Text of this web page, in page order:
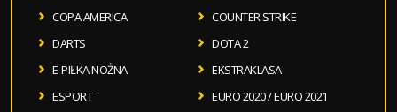
COPA AMERICA
COUNTER STRIKE
DARTS
DOTA 2
E-PIŁKA NOŻNA
EKSTRAKLASA
ESPORT
EURO 2020 / EURO 2021